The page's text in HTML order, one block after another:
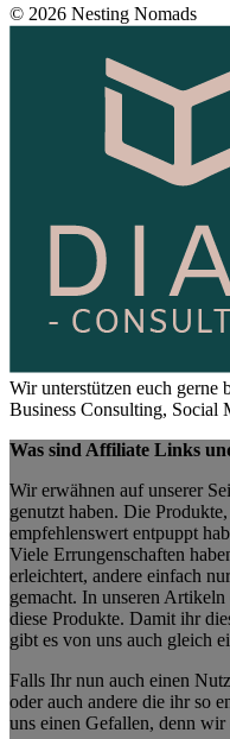
© 2026 Nesting Nomads
Wir unterstützen euch gerne
Business Consulting, Social
Was sind Affiliate Links
Wir erwähnen auf unserer
genutzt haben. Die
empfehlenswert entpuppt
Viele Errungenschaften
erleichtert, andere einfach
gemacht. In unseren
diese Produkte. Damit ihr
gibt es von uns auch gleich
Falls Ihr nun auch einen
oder auch andere die ihr so
uns einen Gefallen, denn